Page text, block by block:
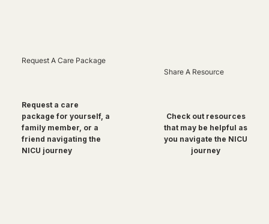
Request A Care Package
Request a care
package for yourself, a
family member, or a
friend navigating the
NICU journey
Share A Resource
Check out resources
that may be helpful as
you navigate the NICU
journey